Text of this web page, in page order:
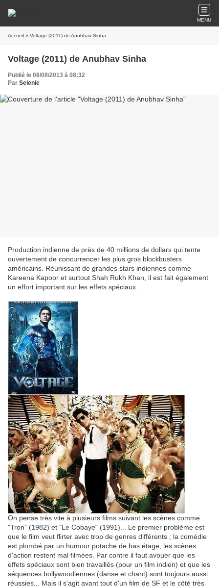
MENU
Accueil » Voltage (2011) de Anubhav Sinha
Voltage (2011) de Anubhav Sinha
Publié le 08/08/2013 à 08:32
Par Selenie
Production indienne de près de 40 millions de dollars qui tente
ouvertement de concurrencer les plus gros blockbusters
américains. Réunissant de grandes stars indiennes comme
Kareena Kapoor et surtout Shah Rukh Khan, il est fait également
un effort important sur les effets spéciaux.
On pense très vite à plusieurs films suivant les scènes comme
"Tron" (1982) et "Le Cobaye" (1991)... Le premier problème est
que le film veut flirter avec trop de genres différents ; la comédie
est plombé par un humour potache de bas étage, les scènes
d'action restent mal filmées. Par contre il faut avouer que les
effets spéciaux sont bien travaillés (pour un film indien) et que les
séquences bollywoodiennes (danse et chant) sont toujours aussi
réussies... Mais il s'agit avant tout d'un film de SF et le côté très